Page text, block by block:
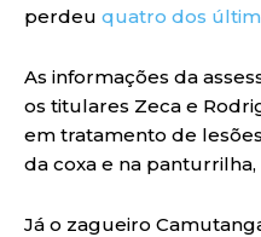
perdeu quatro dos
As informações da
os titulares Zeca e
em tratamento de
da coxa e na
Já o zagueiro